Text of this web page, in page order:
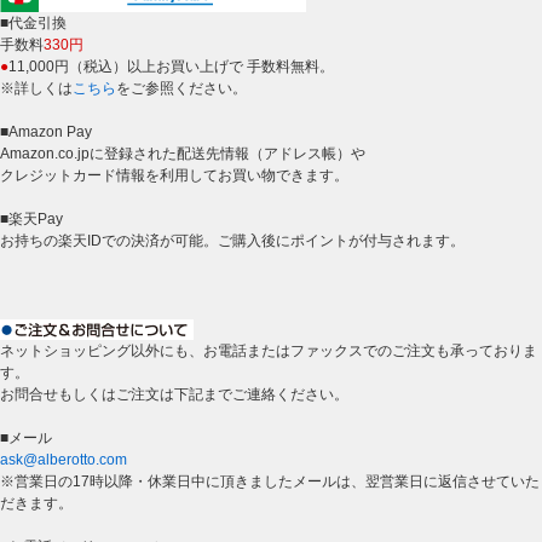
■代金引換
手数料330円
●11,000円（税込）以上お買い上げで 手数料無料。
※詳しくはこちら をご参照ください。
■Amazon Pay
Amazon.co.jpに登録された配送先情報（アドレス帳）や
クレジットカード情報を利用してお買い物できます。
■楽天Pay
お持ちの楽天IDでの決済が可能。ご購入後にポイントが付与されます。
ネットショッピング以外にも、お電話またはファックスでのご注文も承っておりま
す。
お問合せもしくはご注文は下記までご連絡ください。
■メール
ask@alberotto.com
※営業日の17時以降・休業日中に頂きましたメールは、翌営業日に返信させていた
だきます。